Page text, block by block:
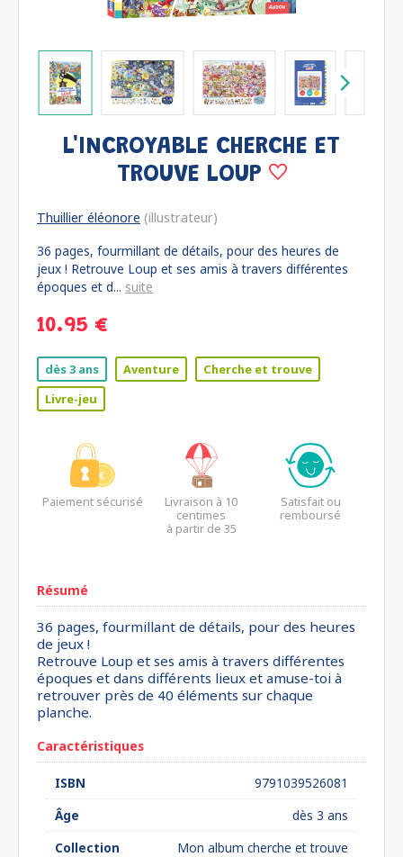
L'INCROYABLE CHERCHE ET
TROUVE LOUP
Thuillier éléonore (illustrateur)
36 pages, fourmillant de détails, pour des heures de
jeux ! Retrouve Loup et ses amis à travers différentes
époques et d... suite
10.95 €
dès 3 ans Aventure
Cherche et trouve
Livre-jeu
Paiement sécurisé
Livraison à 10
centimes
à partir de 35
Satisfait ou
remboursé
Résumé
36 pages, fourmillant de détails, pour des heures
de jeux !
Retrouve Loup et ses amis à travers différentes
époques et dans différents lieux et amuse-toi à
retrouver près de 40 éléments sur chaque
planche.
Caractéristiques
ISBN
9791039526081
Âge
dès 3 ans
Collection
Mon album cherche et trouve